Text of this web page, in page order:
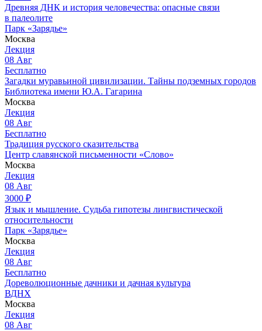
Древняя ДНК и история человечества: опасные связи
в палеолите
Парк «Зарядье»
Москва
Лекция
08 Авг
Бесплатно
Загадки муравьиной цивилизации. Тайны подземных городов
Библиотека имени Ю.А. Гагарина
Москва
Лекция
08 Авг
Бесплатно
Традиция русского сказительства
Центр славянской письменности «Слово»
Москва
Лекция
08 Авг
3000 ₽
Язык и мышление. Судьба гипотезы лингвистической
относительности
Парк «Зарядье»
Москва
Лекция
08 Авг
Бесплатно
Дореволюционные дачники и дачная культура
ВДНХ
Москва
Лекция
08 Авг